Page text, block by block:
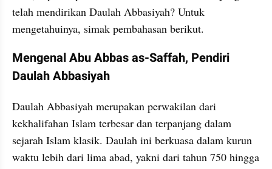
telah mendirikan Daulah Abbasiyah? Untuk
mengetahuinya, simak pembahasan berikut.
Mengenal Abu Abbas as-Saffah, Pendiri
Daulah Abbasiyah
Daulah Abbasiyah merupakan perwakilan dari
kekhalifahan Islam terbesar dan terpanjang dalam
sejarah Islam klasik. Daulah ini berkuasa dalam kurun
waktu lebih dari lima abad, yakni dari tahun 750 hingga